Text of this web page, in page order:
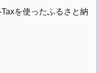
を使ったふるさと納